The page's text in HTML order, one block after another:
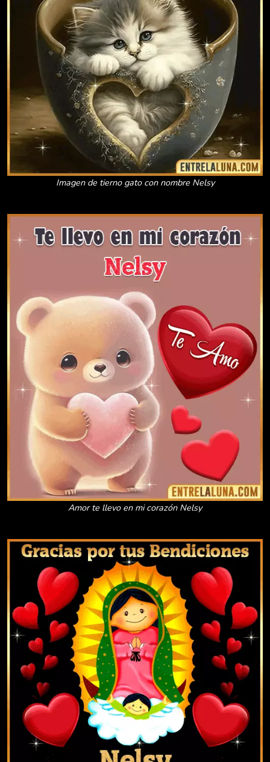
Imagen de tierno gato con nombre Nelsy
Amor te llevo en mi corazón Nelsy